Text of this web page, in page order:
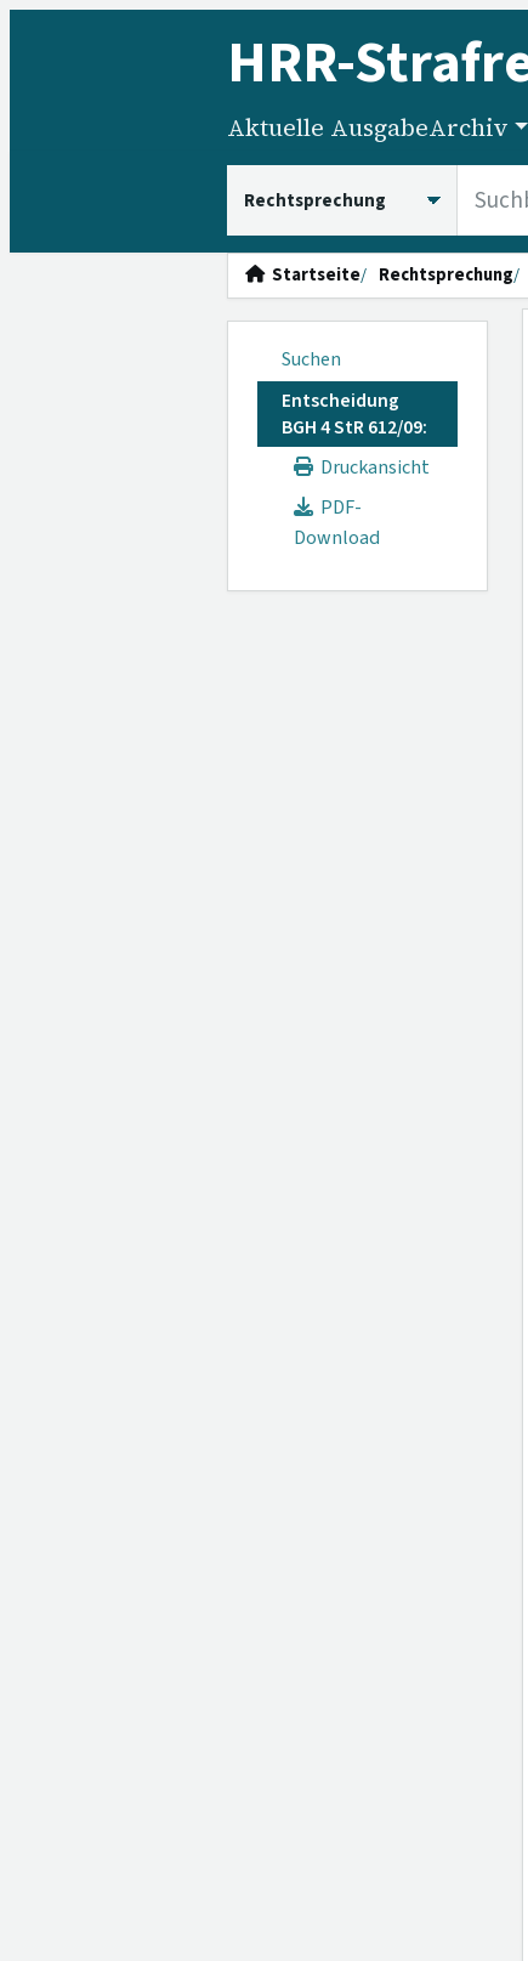
HRR-
Aktuelle AusgabeArchiv
Startseite Rechtsprechung
Suchen
Entscheidung
BGH 4 StR 612/09:
Druckansicht
PDF-
Download